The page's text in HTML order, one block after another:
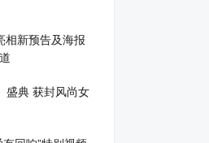
相新预告及海报
盛典 获封风尚女